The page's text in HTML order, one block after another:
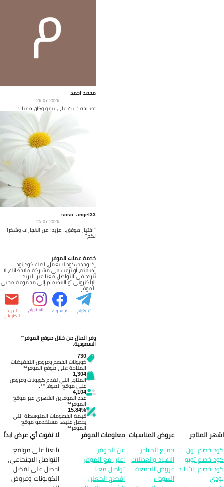
محمد احمد
26-07-2026
"صراحه جربت على تيمو وكان ممتاز"
soso_angel33
25-07-2026
"اختيار موفق.. مزيدا من الانجازات وشكرا
لكم"
خدمة عملاء الموفر
إذا وجدت كود لا يعمل، لديك كود تود
إضافته، أو ترغب في مشاركة ملاحظاتك، لا
تتردد في التواصل معنا عبر البريد
الإلكتروني أو الانضمام إلى مجموعة محبي
الموفر!
تيليغرام فيسبوك انستجرام البريد
الكتروني
وفر المال من خلال موقع الموفر™
السعودية.
730
كوبونات الخصم وعروض التخفيضات
المتاحة على موقع الموفر™.
1,304
المتاجر التي تقدم كوبونات وعروض
على موقع الموفر™.
4,104
عدد الموفرين الشهري عبر موقع
الموفر™.
15.84%
قيمة الخصومات المتوسطة التي
يحصل عليها مستخدمو موقع
الموفر™.
المتاجر
خصم نون
خصم تويو
خصم باث اند
عروض المناسبات
جميع المتاجر
الاعياد والعطلات
عروض الجمعة
السوداء
معلومات الموفر
عن الموفر
اعلن مع الموفر
تواصل معنا
افصاح المعلن
لا تفوت أي عرض ابداً
تابعنا على مواقع
التواصل الاجتماعي,
احصل على افضل
الكوبونات وعروض